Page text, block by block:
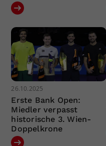
26.10.2025
Erste Bank Open:
Miedler verpasst
historische 3. Wien-
Doppelkrone